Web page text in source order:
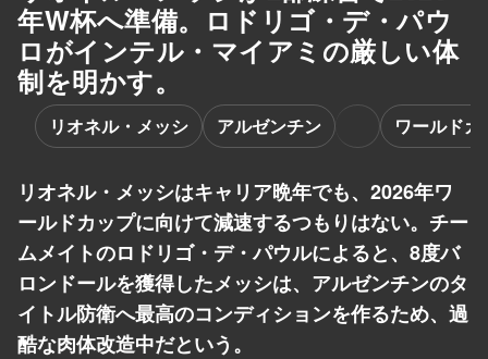
年W杯へ準備。ロドリゴ・デ・パウ
ロがインテル・マイアミの厳しい体
制を明かす。
リオネル・メッシ アルゼンチン ワールドカ
リオネル・メッシはキャリア晩年でも、2026年ワ
ールドカップに向けて減速するつもりはない。チー
ムメイトのロドリゴ・デ・パウルによると、8度バ
ロンドールを獲得したメッシは、アルゼンチンのタ
イトル防衛へ最高のコンディションを作るため、過
酷な肉体改造中だという。